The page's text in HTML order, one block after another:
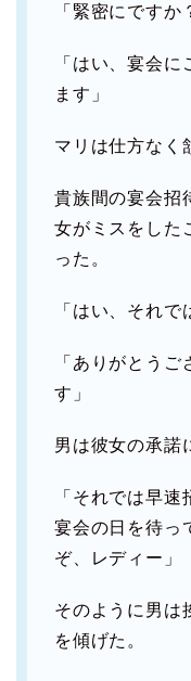
「緊密にですか
「はい、宴会
ます」
マリは仕方なく
貴族間の宴会招
女がミスをした
った。
「はい、それで
「ありがとう
す」
男は彼女の承諾
「それでは早速
宴会の日を待っ
ぞ、レディー」
そのように男は
を傾げた。